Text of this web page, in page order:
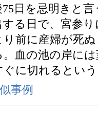
75日を忌明きと
する日で、宮参
り前に産婦が死
。血の池の岸に
ぐに切れるとい
事例